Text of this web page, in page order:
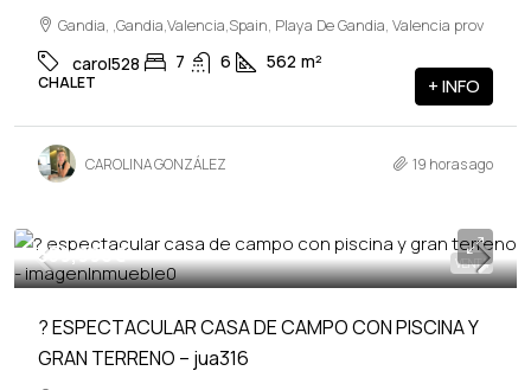
Gandia, ,Gandia,Valencia,Spain, Playa De Gandia, Valencia prov
carol528 7 6 562 m²
CHALET + INFO
CAROLINA GONZÁLEZ 19 horas ago
VENTA
359,990€
? ESPECTACULAR CASA DE CAMPO CON PISCINA Y
GRAN TERRENO – jua316